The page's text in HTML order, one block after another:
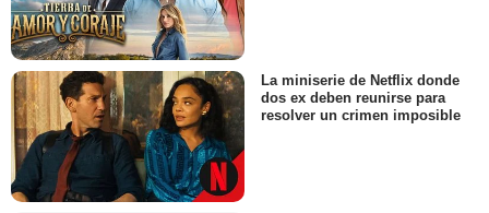
La miniserie de Netflix donde
dos ex deben reunirse para
resolver un crimen imposible